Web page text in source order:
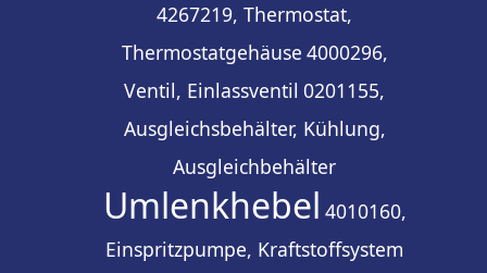
4267219, Thermostat,
Thermostatgehäuse 4000296,
Ventil, Einlassventil 0201155,
Ausgleichsbehälter, Kühlung,
Ausgleichbehälter
Umlenkhebel 4010160,
Einspritzpumpe, Kraftstoffsystem